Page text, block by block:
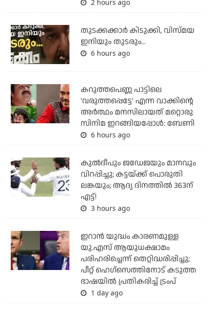
2 hours ago
തുടക്കക്കാര്‍ കിടുക്കി, വിസ്മയ
ഇനിയും തുടരും...
6 hours ago
കറുത്തപെണ്ണ പാട്ടിലെ
'വരുത്തപ്പെട്ടേ' എന്ന വാക്കിന്റെ
അർത്ഥം മനസിലായത് മറ്റൊരു
സിനിമ ഇറങ്ങിയപ്പോൾ: ബേണി
6 hours ago
കുല്‍ദീപും ജഡേജയും മാനവും
വിറപ്പിച്ചു; കട്ടയ്ക്ക് പൊരുതി
ലങ്കയും; ആദ്യ ദിനത്തില്‍ 363ന്
എട്ട്!
3 hours ago
ഇറാന്‍ യുദ്ധം കാരണമുള്ള
യു.എസ് ആയുധക്ഷാമം
പരിഹരിച്ചെന്ന് തെറ്റിദ്ധരിപ്പിച്ചു;
പീറ്റ് ഹെഗ്‌സെത്തിനോട് കടുത്ത
ഭാഷയില്‍ പ്രതികരിച്ച് ട്രംപ്
1 day ago